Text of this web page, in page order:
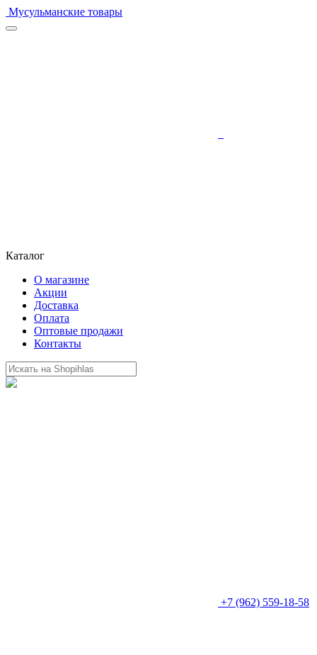
Мусульманские товары
Каталог
О магазине
Акции
Доставка
Оплата
Оптовые продажи
Контакты
+7 (962) 559-18-58